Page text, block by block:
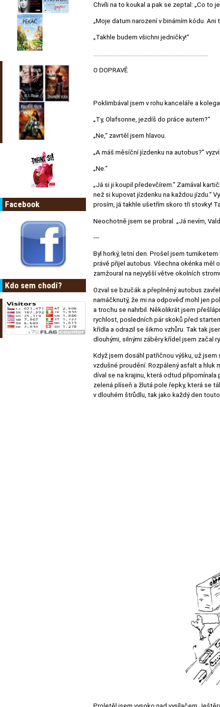
Facebook
Kdo sem chodí?
Chvíli na to koukal a pak se zeptal: „Co to
„Moje datum narození v binárním kódu.
„Takhle budem všichni jedničky!“
O DOPRAVĚ
Poklimbával jsem v rohu kanceláře a
„Ty, Olafsonne, jezdíš do práce autem?“
„Ne,“ zavrtěl jsem hlavou.
„A máš měsíční jízdenku na autobus?“
„Ne.“
„Já si ji koupil předevčírem.“ Zamával
než si kupovat jízdenku na každou jízdu.“
prosím, já takhle ušetřím skoro tři stovky!
Neochotně jsem se probral. „Já nevím,
---
Byl horký, letní den. Prošel jsem
právě přijel autobus. Všechna okénka měl
zamžoural na nejvyšší větve okolních
Ozval se bzučák a přeplněný autobus
namáčknutý, že mi na odpověď mohl jen
a trochu se nahrbil. Několikrát jsem
rychlost, posledních pár skoků před
křídla a odrazil se šikmo vzhůru. Tak tak
dlouhými, silnými záběry křídel jsem začal
Když jsem dosáhl patřičnou výšku, už
vzdušné proudění. Rozpálený asfalt a
díval se na krajinu, která odtud
zelená plíseň a žlutá pole řepky, která se
v dlouhém štrůdlu, tak jako každý den